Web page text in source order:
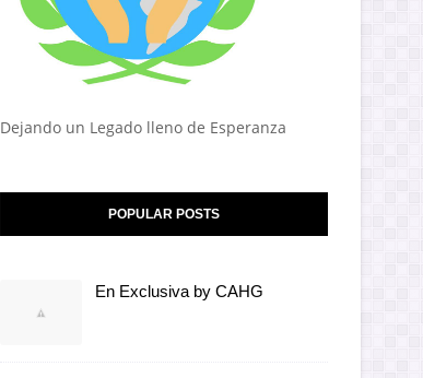
Dejando un Legado lleno de Esperanza
POPULAR POSTS
En Exclusiva by CAHG